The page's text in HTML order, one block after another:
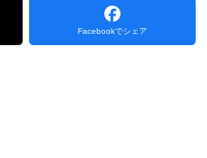
Facebookでシェア